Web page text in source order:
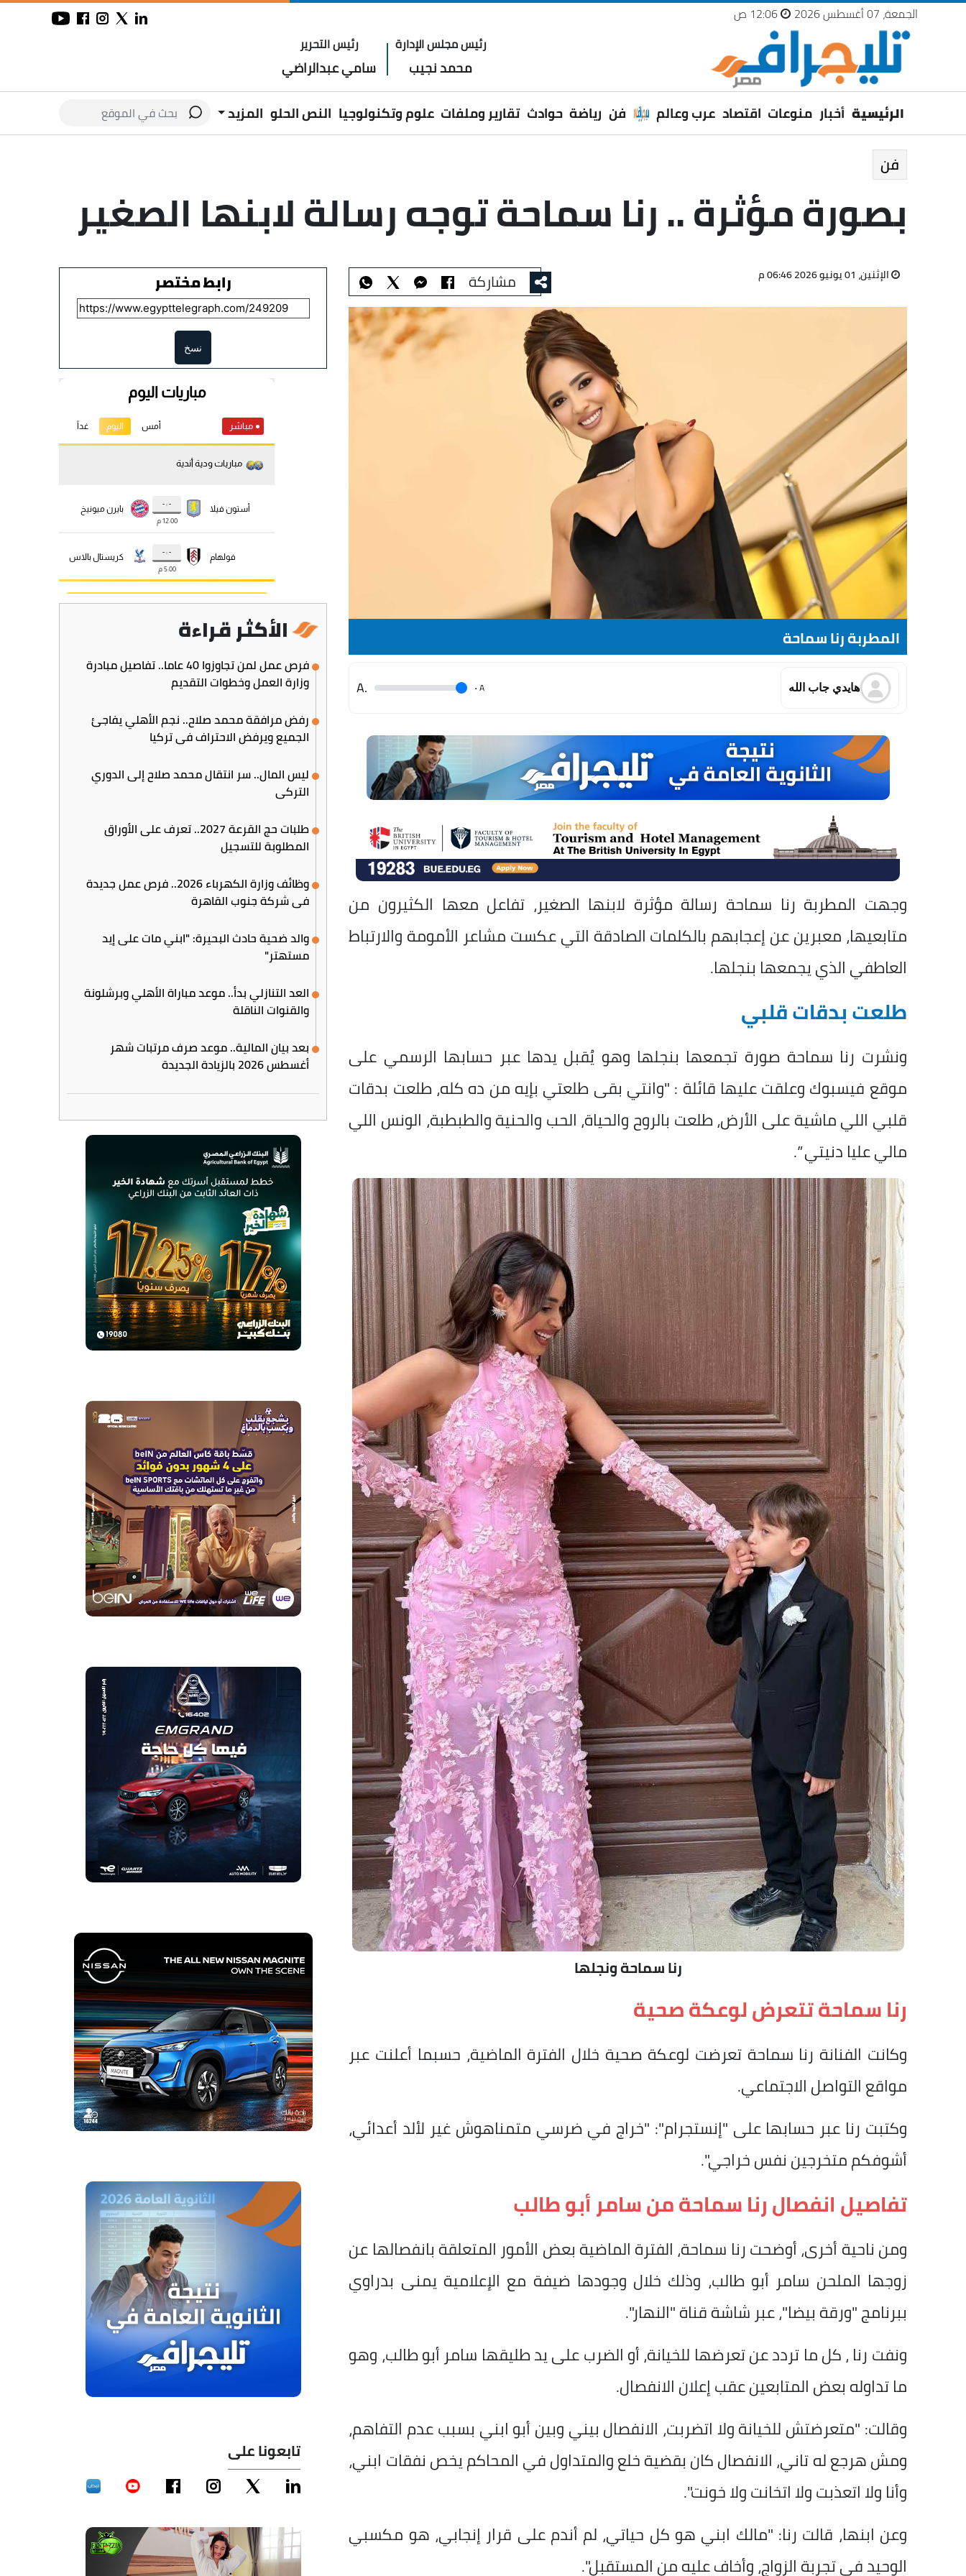
الجمعة، 07 أغسطس 2026
12:06 ص
رئيس مجلس الإدارة
محمد نجيب
رئيس التحرير
سامي عبدالراضي
الرئيسية أخبار منوعات اقتصاد عرب وعالم فن رياضة حوادث تقارير وملفات علوم وتكنولوجيا النص الحلو المزيد
فن
بصورة مؤثرة .. رنا سماحة توجه رسالة لابنها الصغير
الإثنين، 01 يونيو 2026 06:46 م مشاركة
المطربة رنا سماحة
هايدي جاب الله A
.
.A
وجهت المطربة رنا سماحة رسالة مؤثرة لابنها الصغير، تفاعل معها الكثيرون من
متابعيها، معبرين عن إعجابهم بالكلمات الصادقة التي عكست مشاعر الأمومة والارتباط
العاطفي الذي يجمعها بنجلها.
طلعت بدقات قلبي
ونشرت رنا سماحة صورة تجمعها بنجلها وهو يُقبل يدها عبر حسابها الرسمي على
موقع فيسبوك وعلقت عليها قائلة : "وانتي بقى طلعتي بإيه من ده كله، طلعت بدقات
قلبي اللي ماشية على الأرض، طلعت بالروح والحياة، الحب والحنية والطبطبة، الونس اللي
مالي عليا دنيتي ”.
رنا سماحة ونجلها
رنا سماحة تتعرض لوعكة صحية
وكانت الفنانة رنا سماحة تعرضت لوعكة صحية خلال الفترة الماضية، حسبما أعلنت عبر
مواقع التواصل الاجتماعي.
وكتبت رنا عبر حسابها على "إنستجرام": "خراج في ضرسي متمناهوش غير لألد أعدائي،
أشوفكم متخرجين نفس خراجي".
تفاصيل انفصال رنا سماحة من سامر أبو طالب
ومن ناحية أخرى، أوضحت رنا سماحة، الفترة الماضية بعض الأمور المتعلقة بانفصالها عن
زوجها الملحن سامر أبو طالب، وذلك خلال وجودها ضيفة مع الإعلامية يمنى بدراوي
ببرنامج "ورقة بيضا"، عبر شاشة قناة "النهار".
ونفت رنا ، كل ما تردد عن تعرضها للخيانة، أو الضرب على يد طليقها سامر أبو طالب، وهو
ما تداوله بعض المتابعين عقب إعلان الانفصال.
وقالت: "متعرضتش للخيانة ولا اتضربت، الانفصال بيني وبين أبو ابني بسبب عدم التفاهم،
ومش هرجع له تاني، الانفصال كان بقضية خلع والمتداول في المحاكم يخص نفقات ابني،
وأنا ولا اتعذبت ولا اتخانت ولا خونت".
وعن ابنها، قالت رنا: "مالك ابني هو كل حياتي، لم أندم على قرار إنجابي، هو مكسبي
الوحيد في تجربة الزواج، وأخاف عليه من المستقبل".
رابط مختصر
نسخ
الأكثر قراءة
فرص عمل لمن تجاوزوا 40 عاما.. تفاصيل مبادرة
وزارة العمل وخطوات التقديم
رفض مرافقة محمد صلاح.. نجم الأهلي يفاجئ
الجميع ويرفض الاحتراف في تركيا
ليس المال.. سر انتقال محمد صلاح إلى الدوري
التركي
طلبات حج القرعة 2027.. تعرف على الأوراق
المطلوبة للتسجيل
وظائف وزارة الكهرباء 2026.. فرص عمل جديدة
في شركة جنوب القاهرة
والد ضحية حادث البحيرة: "ابني مات على إيد
مستهتر"
العد التنازلي بدأ.. موعد مباراة الأهلي وبرشلونة
والقنوات الناقلة
بعد بيان المالية.. موعد صرف مرتبات شهر
أغسطس 2026 بالزيادة الجديدة
تابعونا على